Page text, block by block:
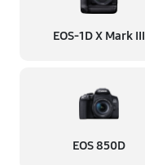
EOS‑1D X Mark III
EOS 850D